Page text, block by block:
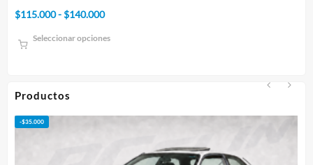
$75.000-$95.000
precios:
Seleccionar opciones
Productos
-$50.000